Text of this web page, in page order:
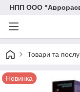
НПП ООО
Товари та
Новинка